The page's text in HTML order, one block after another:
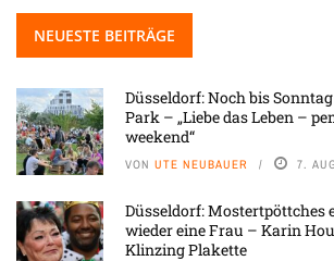
NEUESTE BEITRÄGE
Düsseldorf: Noch bis
Park – „Liebe das Leben –
weekend“
VON UTE NEUBAUER 7.
Düsseldorf: Mostertpöttches
wieder eine Frau – Karin
Klinzing Plakette